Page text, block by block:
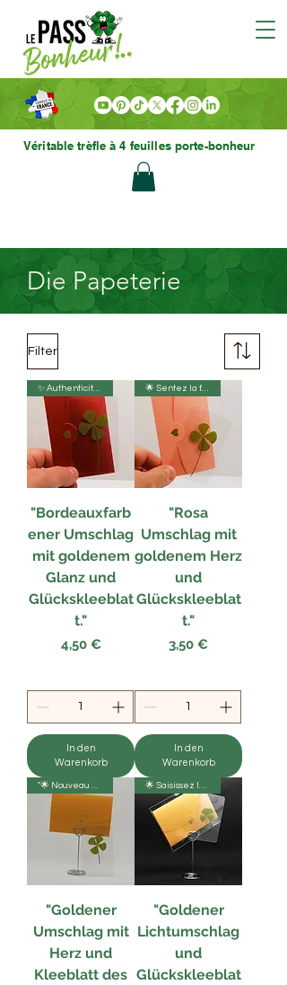
Véritable trèfle à 4 feuilles porte-bonheur
Die Papeterie
Filter
✨ Authenticité 🌿
"Bordeauxfarb
ener Umschlag
mit goldenem
Glanz und
Glückskleeblat
t."
Preis
4,50 €
In den
Warenkorb
🌟 Sentez la fortune sourire
"Rosa
Umschlag mit
goldenem Herz
und
Glückskleeblat
t."
Preis
3,50 €
In den
Warenkorb
"🌟 Nouveau départ 🌿
"Goldener
Umschlag mit
Herz und
Kleeblatt des
🌟 Saisissez la chance ! 🍀
"Goldener
Lichtumschlag
und
Glückskleeblat